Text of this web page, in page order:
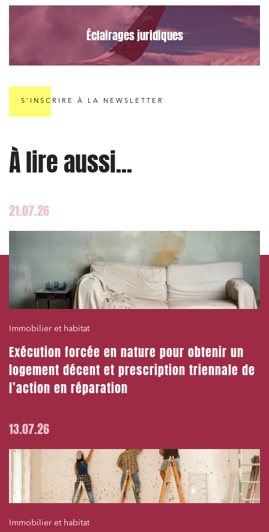
Éclairages juridiques
S'INSCRIRE À LA NEWSLETTER
À lire aussi...
21.07.26
Immobilier et habitat
Exécution forcée en nature pour obtenir un
logement décent et prescription triennale de
l’action en réparation
13.07.26
Immobilier et habitat
Urbanisme et aménagement
Banque finance et assurance
Droit des sociétés et Fusions-Acquisitions